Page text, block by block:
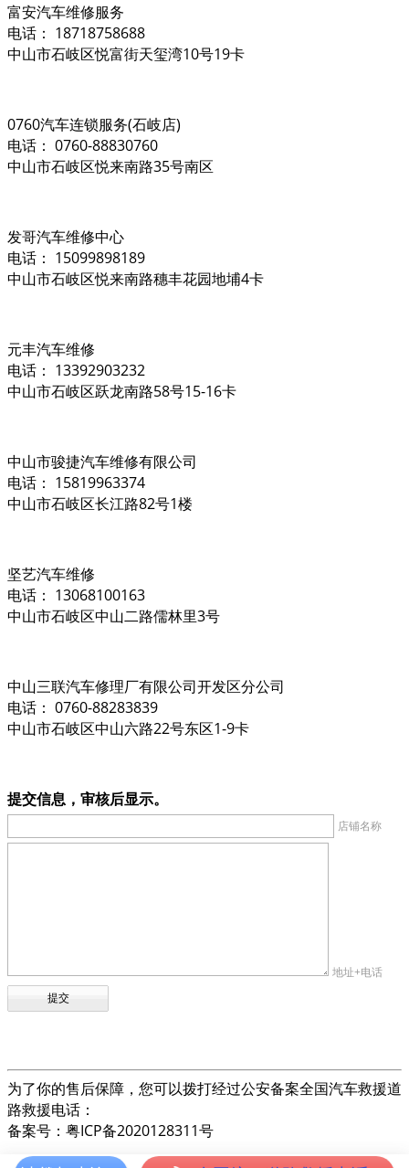
富安汽车维修服务
电话： 18718758688
中山市石岐区悦富街天玺湾10号19卡
0760汽车连锁服务(石岐店)
电话： 0760-88830760
中山市石岐区悦来南路35号南区
发哥汽车维修中心
电话： 15099898189
中山市石岐区悦来南路穗丰花园地埔4卡
元丰汽车维修
电话： 13392903232
中山市石岐区跃龙南路58号15-16卡
中山市骏捷汽车维修有限公司
电话： 15819963374
中山市石岐区长江路82号1楼
坚艺汽车维修
电话： 13068100163
中山市石岐区中山二路儒林里3号
中山三联汽车修理厂有限公司开发区分公司
电话： 0760-88283839
中山市石岐区中山六路22号东区1-9卡
提交信息，审核后显示。
店铺名称
地址+电话
为了你的售后保障，您可以拨打经过公安备案全国汽车救援道
路救援电话：
备案号：粤ICP备2020128311号